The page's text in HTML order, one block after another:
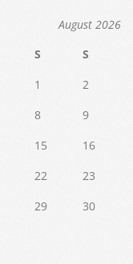
August 2026
S
S
1
2
8
9
15
16
22
23
29
30